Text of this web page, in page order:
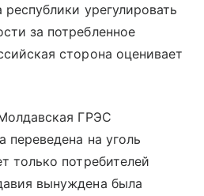
республики урегулировать
за потребленное
сторона оценивает
ГРЭС
переведена на уголь
только потребителей
вынуждена была